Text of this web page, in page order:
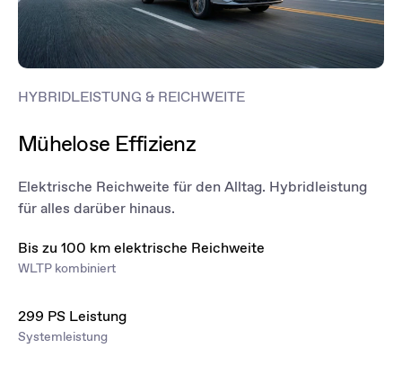
HYBRIDLEISTUNG & REICHWEITE
Mühelose Effizienz
Elektrische Reichweite für den Alltag. Hybridleistung
für alles darüber hinaus.
Bis zu 100 km elektrische Reichweite
WLTP kombiniert
299 PS Leistung
Systemleistung